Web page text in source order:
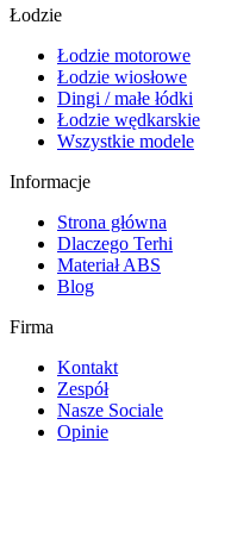
Łodzie
Łodzie motorowe
Łodzie wiosłowe
Dingi / małe łódki
Łodzie wędkarskie
Wszystkie modele
Informacje
Strona główna
Dlaczego Terhi
Materiał ABS
Blog
Firma
Kontakt
Zespół
Nasze Sociale
Opinie